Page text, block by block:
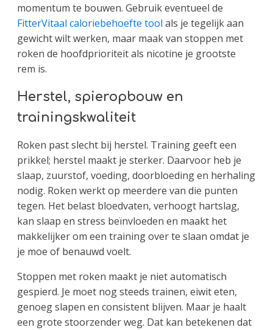
momentum te bouwen. Gebruik eventueel de
FitterVitaal caloriebehoefte tool als je tegelijk aan
gewicht wilt werken, maar maak van stoppen met
roken de hoofdprioriteit als nicotine je grootste
rem is.
Herstel, spieropbouw en
trainingskwaliteit
Roken past slecht bij herstel. Training geeft een
prikkel; herstel maakt je sterker. Daarvoor heb je
slaap, zuurstof, voeding, doorbloeding en herhaling
nodig. Roken werkt op meerdere van die punten
tegen. Het belast bloedvaten, verhoogt hartslag,
kan slaap en stress beïnvloeden en maakt het
makkelijker om een training over te slaan omdat je
je moe of benauwd voelt.
Stoppen met roken maakt je niet automatisch
gespierd. Je moet nog steeds trainen, eiwit eten,
genoeg slapen en consistent blijven. Maar je haalt
een grote stoorzender weg. Dat kan betekenen dat